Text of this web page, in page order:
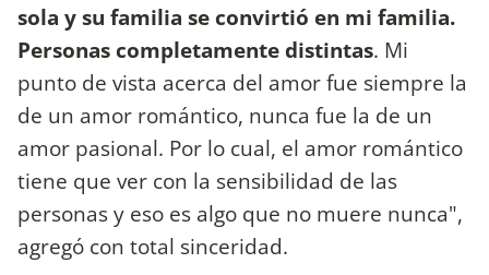
sola y su familia se convirtió en mi familia.
Personas completamente distintas. Mi
punto de vista acerca del amor fue siempre la
de un amor romántico, nunca fue la de un
amor pasional. Por lo cual, el amor romántico
tiene que ver con la sensibilidad de las
personas y eso es algo que no muere nunca",
agregó con total sinceridad.